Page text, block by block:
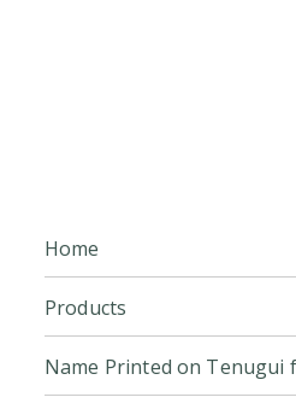
Home
Products
Name Printed on Tenugui